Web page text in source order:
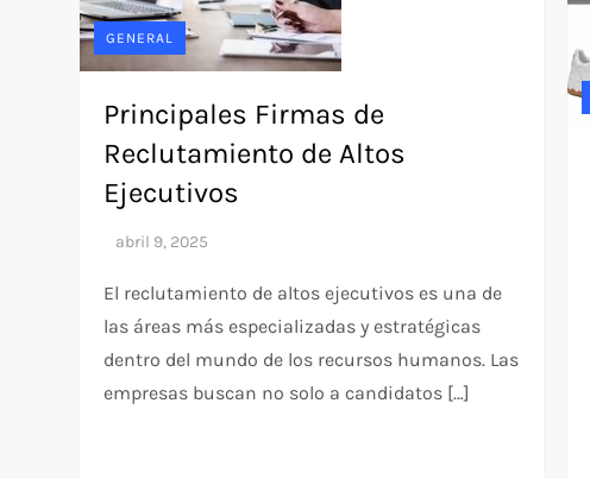
GENERAL
Principales Firmas de
Reclutamiento de Altos
Ejecutivos
El reclutamiento de altos ejecutivos es una de
las áreas más especializadas y estratégicas
dentro del mundo de los recursos humanos. Las
empresas buscan no solo a candidatos […]